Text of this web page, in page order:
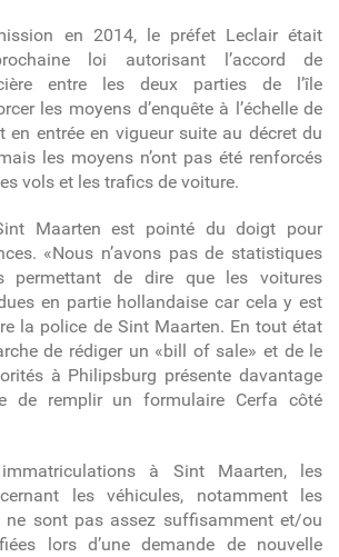
en 2014, le préfet Leclair était
loi autorisant l’accord de
entre les deux parties de l’île
les moyens d’enquête à l’échelle de
en entrée en vigueur suite au décret du
les moyens n’ont pas été renforcés
vols et les trafics de voiture.
Maarten est pointé du doigt pour
«Nous n’avons pas de statistiques
permettant de dire que les voitures
en partie hollandaise car cela y est
la police de Sint Maarten. En tout état
de rédiger un «bill of sale» et de le
à Philipsburg présente davantage
de remplir un formulaire Cerfa côté
à Sint Maarten, les
les véhicules, notamment les
ne sont pas assez suffisamment et/ou
lors d’une demande de nouvelle